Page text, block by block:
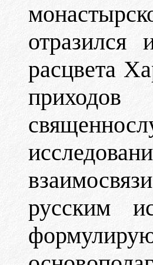
расцвета
русским